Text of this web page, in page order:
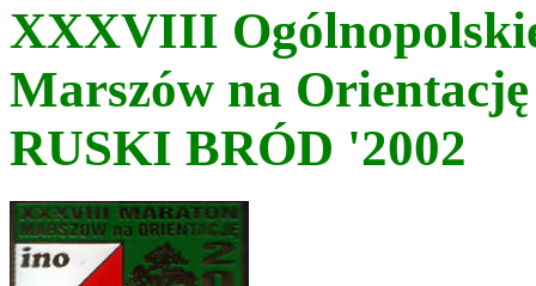
XXXVIII
Marszów na Orientację
RUSKI BRÓD '2002